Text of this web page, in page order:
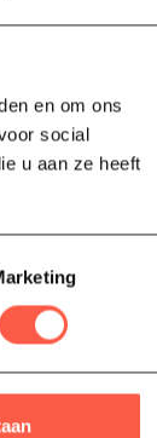
en om ons
social
u aan ze heeft